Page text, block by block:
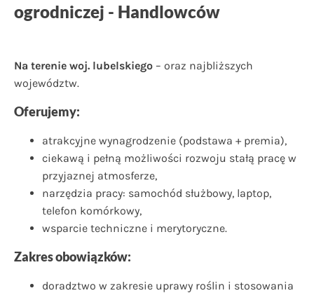
ogrodniczej - Handlowców
Na terenie woj. lubelskiego – oraz najbliższych
województw.
Oferujemy:
atrakcyjne wynagrodzenie (podstawa + premia),
ciekawą i pełną możliwości rozwoju stałą pracę w
przyjaznej atmosferze,
narzędzia pracy: samochód służbowy, laptop,
telefon komórkowy,
wsparcie techniczne i merytoryczne.
Zakres obowiązków:
doradztwo w zakresie uprawy roślin i stosowania